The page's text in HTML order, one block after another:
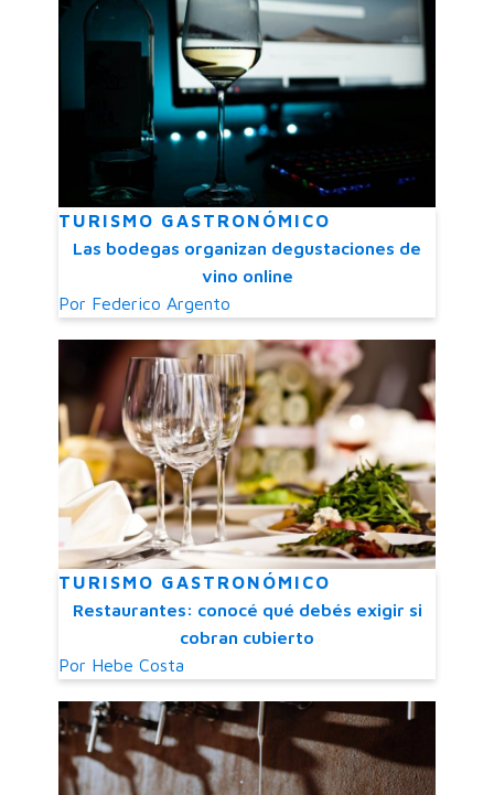
TURISMO GASTRONÓMICO
Las bodegas organizan degustaciones de
vino online
Por Federico Argento
TURISMO GASTRONÓMICO
Restaurantes: conocé qué debés exigir si
cobran cubierto
Por Hebe Costa